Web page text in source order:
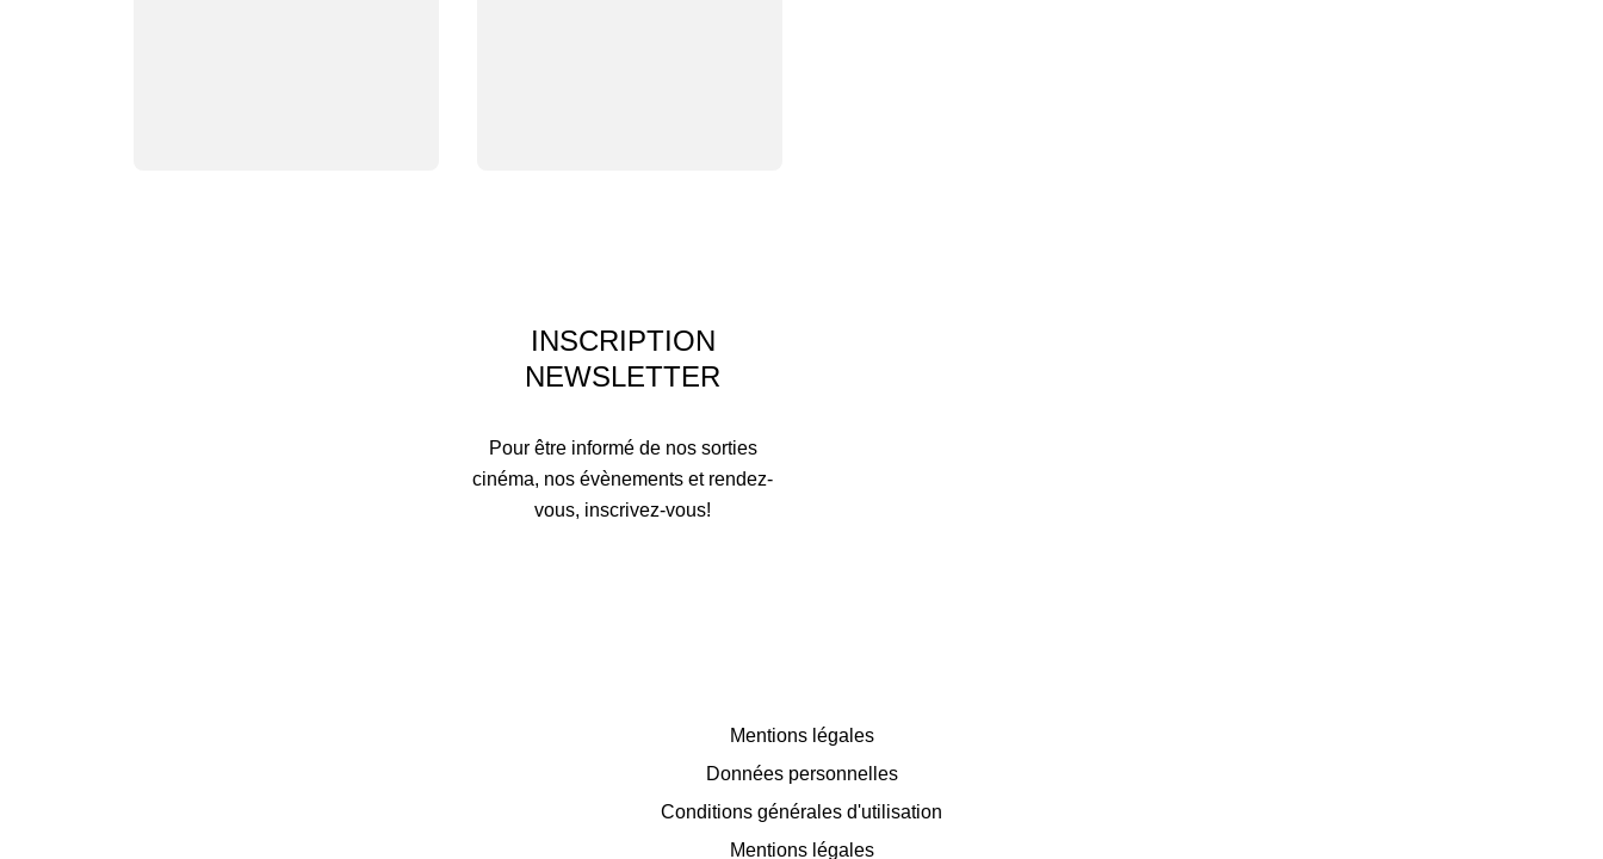
INSCRIPTION
NEWSLETTER
Pour être informé de nos sorties
cinéma, nos évènements et rendez-
vous, inscrivez-vous!
Mentions légales
Données personnelles
Conditions générales d'utilisation
Mentions légales